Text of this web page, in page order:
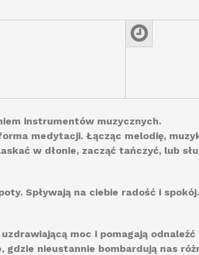
instrumentów muzycznych.
medytacji. Łącząc melodię,
w dłonie, zacząć tańczyć, lub
Spływają na ciebie radość i
moc i pomagają
gdzie nieustannie bombardują nas